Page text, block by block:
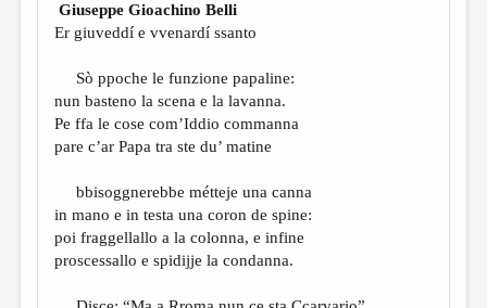
КОЛОНКА РЕДАКТОРА
ОТ РЕДАКЦИИ
МАЛАЯ ПРОЗА
ЛИТЕРАТУРОВЕДЕНИЕ
КУЛЬТУРОВЕДЕНИЕ
Giuseppe Gioachino Belli
Er giuveddí e vvenardí ssanto
Sò ppoche le funzione papaline:
nun basteno la scena e la lavanna.
Pe ffa le cose com’Iddio commanna
pare c’ar Papa tra ste du’ matine
bbisoggnerebbe métteje una canna
in mano e in testa una coron de spine:
poi fraggellallo a la colonna, e infine
proscessallo e spidijje la condanna.